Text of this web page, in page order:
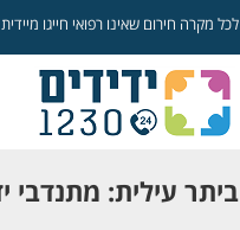
לכל מקרה חירום שאינו רפואי חייגו מיידית
ביתר עילית: מתנדבי